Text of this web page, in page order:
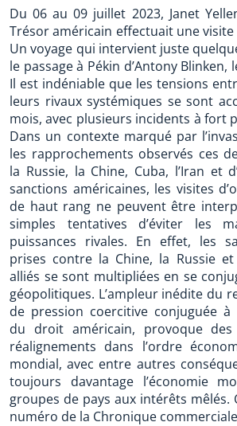
Du 06 au 09 juillet 2023, Janet
Trésor américain effectuait une visite
Un voyage qui intervient juste
le passage à Pékin d’Antony Blinken,
Il est indéniable que les tensions
leurs rivaux systémiques se sont
mois, avec plusieurs incidents à fort
Dans un contexte marqué par
les rapprochements observés ces
la Russie, la Chine, Cuba, l’Iran et
sanctions américaines, les visites
de haut rang ne peuvent être
simples tentatives d’éviter les
puissances rivales. En effet, les
prises contre la Chine, la Russie
alliés se sont multipliées en se
géopolitiques. L’ampleur inédite du
de pression coercitive conjuguée à
du droit américain, provoque
réalignements dans l’ordre
mondial, avec entre autres
toujours davantage l’économie
groupes de pays aux intérêts mêlés.
numéro de la Chronique